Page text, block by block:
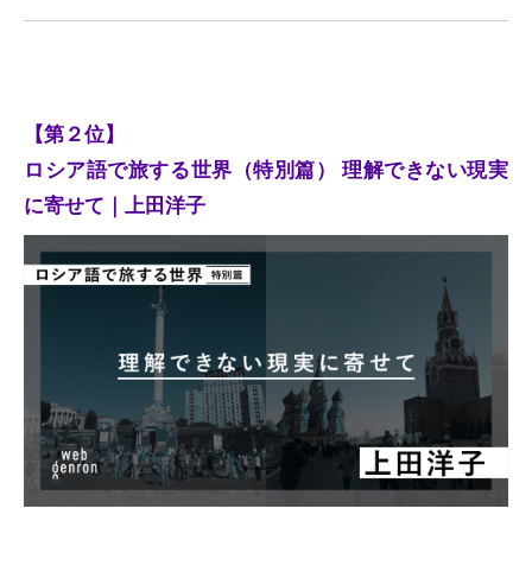
【第２位】
ロシア語で旅する世界（特別篇） 理解できない現実
に寄せて｜上田洋子